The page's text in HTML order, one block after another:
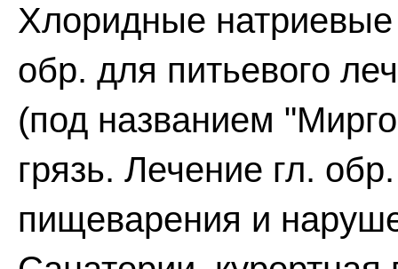
Хлоридные
обр. для питьевого
(под названием
грязь. Лечение гл.
пищеварения и